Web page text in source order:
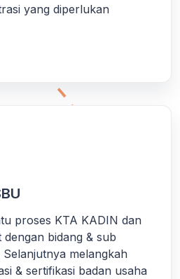
yang diperlukan
proses KTA KADIN dan
bidang & sub
melangkah
& sertifikasi badan usaha